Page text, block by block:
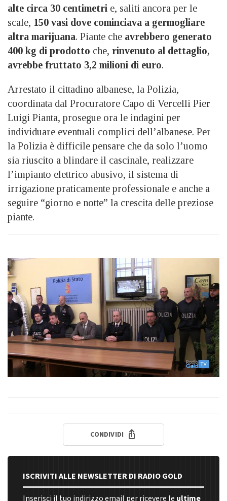
alte circa 30 centimetri e, saliti ancora per le
scale, 150 vasi dove cominciava a germogliare
altra marijuana. Piante che avrebbero generato
400 kg di prodotto che, rinvenuto al dettaglio,
avrebbe fruttato 3,2 milioni di euro.
Arrestato il cittadino albanese, la Polizia,
coordinata dal Procuratore Capo di Vercelli Pier
Luigi Pianta, prosegue ora le indagini per
individuare eventuali complici dell’albanese. Per
la Polizia è difficile pensare che da solo l’uomo
sia riuscito a blindare il cascinale, realizzare
l’impianto elettrico abusivo, il sistema di
irrigazione praticamente professionale e anche a
seguire “giorno e notte” la crescita delle preziose
piante.
CONDIVIDI
ISCRIVITI ALLE NEWSLETTER DI RADIO GOLD
Inserisci il tuo indirizzo email per ricevere le ultime